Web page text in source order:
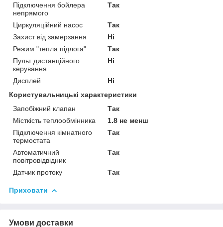
Підключення бойлера
непрямого
Так
Циркуляційний насос
Так
Захист від замерзання
Ні
Режим "тепла підлога"
Так
Пульт дистанційного
керування
Ні
Дисплей
Ні
Користувальницькі характеристики
Запобіжний клапан
Так
Місткість теплообмінника
1.8 не менш
Підключення кімнатного
термостата
Так
Автоматичний
повітровідвідник
Так
Датчик протоку Так
Приховати
Умови доставки